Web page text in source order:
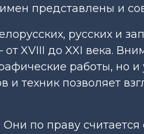
представлены и
русских и
XVIII до XXI века.
работы, но
техник позволяет
по праву